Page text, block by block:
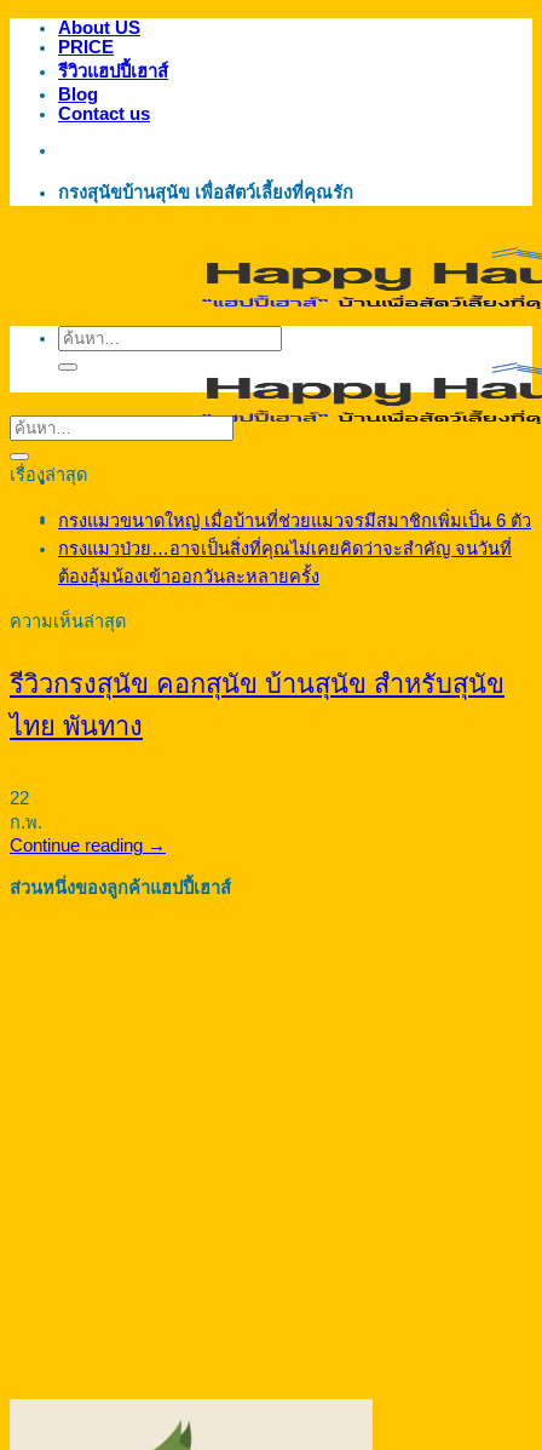
ข้าม
เนื้อหา
About US
PRICE
รีวิวแฮปปี้เฮาส์
Blog
Contact us
กรงสุนัขบ้านสุนัข เพื่อสัตว์เลี้ยงที่คุณรัก
ค้นหา:
เรื่องล่าสุด
กรงแมวขนาดใหญ่ เมื่อบ้านที่ช่วยแมวจรมีสมาชิกเพิ่มเป็น 6 ตัว
กรงแมวป่วย…อาจเป็นสิ่งที่คุณไม่เคยคิดว่าจะสำคัญ จนวันที่
ต้องอุ้มน้องเข้าออกวันละหลายครั้ง
ความเห็นล่าสุด
รีวิวกรงสุนัข คอกสุนัข บ้านสุนัข สำหรับสุนัข
ไทย พันทาง
22
ก.พ.
Continue reading →
ส่วนหนึ่งของลูกค้าแฮปปี้เฮาส์